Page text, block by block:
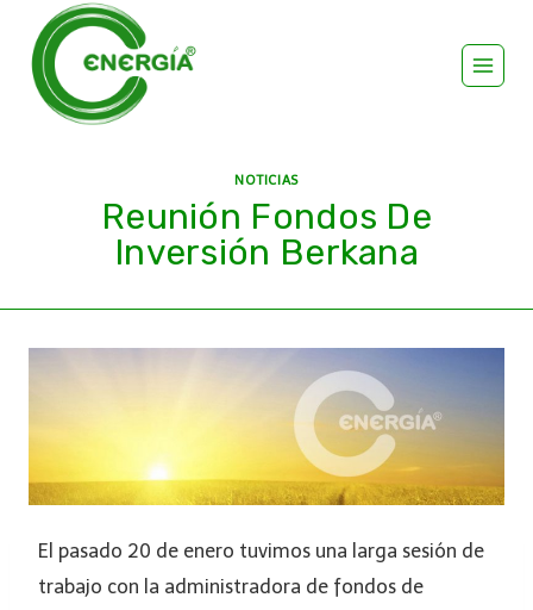
NOTICIAS
Reunión Fondos De
Inversión Berkana
El pasado 20 de enero tuvimos una larga sesión de
trabajo con la administradora de fondos de